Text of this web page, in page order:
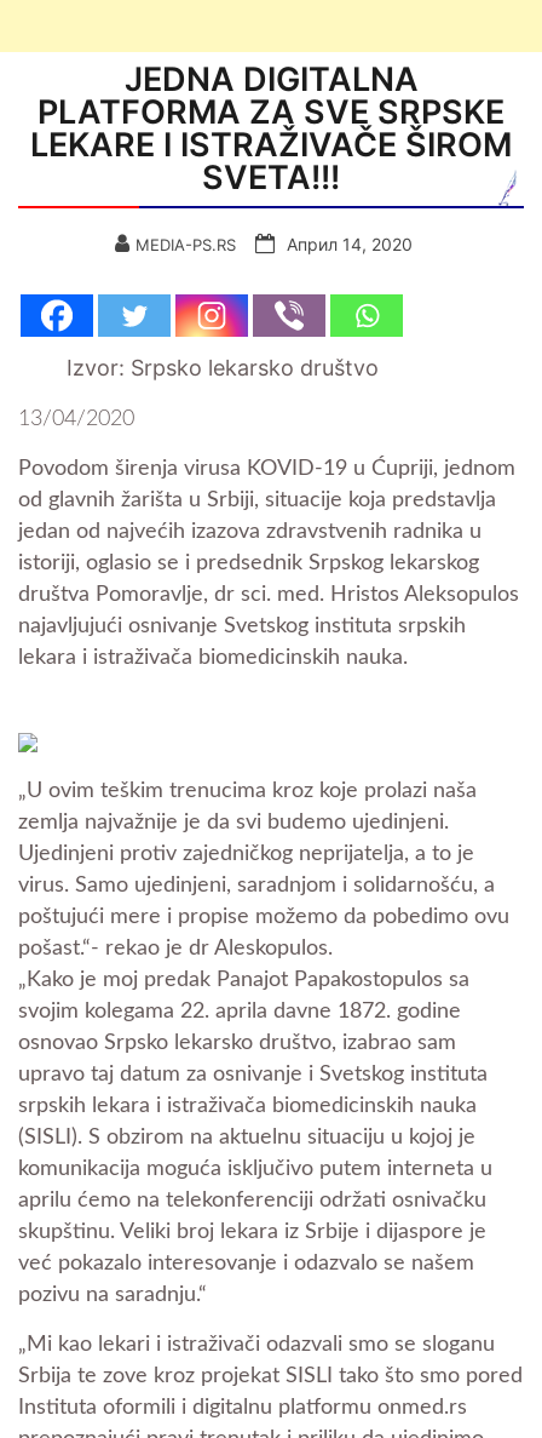
JEDNA DIGITALNA
PLATFORMA ZA SVE SRPSKE
LEKARE I ISTRAŽIVAČE ŠIROM
SVETA!!!
MEDIA-PS.RS Април 14, 2020
Izvor: Srpsko lekarsko društvo
13/04/2020
Povodom širenja virusa KOVID-19 u Ćupriji, jednom
od glavnih žarišta u Srbiji, situacije koja predstavlja
jedan od najvećih izazova zdravstvenih radnika u
istoriji, oglasio se i predsednik Srpskog lekarskog
društva Pomoravlje, dr sci. med. Hristos Aleksopulos
najavljujući osnivanje Svetskog instituta srpskih
lekara i istraživača biomedicinskih nauka.
„U ovim teškim trenucima kroz koje prolazi naša
zemlja najvažnije je da svi budemo ujedinjeni.
Ujedinjeni protiv zajedničkog neprijatelja, a to je
virus. Samo ujedinjeni, saradnjom i solidarnošću, a
poštujući mere i propise možemo da pobedimo ovu
pošast.“- rekao je dr Aleskopulos.
„Kako je moj predak Panajot Papakostopulos sa
svojim kolegama 22. aprila davne 1872. godine
osnovao Srpsko lekarsko društvo, izabrao sam
upravo taj datum za osnivanje i Svetskog instituta
srpskih lekara i istraživača biomedicinskih nauka
(SISLI). S obzirom na aktuelnu situaciju u kojoj je
komunikacija moguća isključivo putem interneta u
aprilu ćemo na telekonferenciji održati osnivačku
skupštinu. Veliki broj lekara iz Srbije i dijaspore je
već pokazalo interesovanje i odazvalo se našem
pozivu na saradnju.“
„Mi kao lekari i istraživači odazvali smo se sloganu
Srbija te zove kroz projekat SISLI tako što smo pored
Instituta oformili i digitalnu platformu onmed.rs